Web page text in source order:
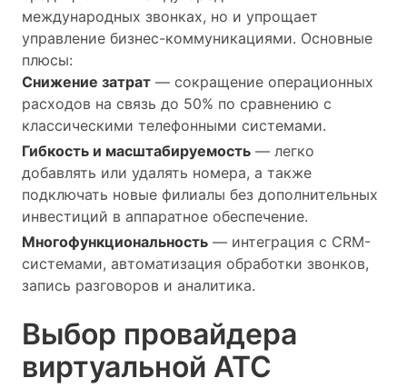
международных звонках, но и упрощает
управление бизнес-коммуникациями. Основные
плюсы:
Снижение затрат — сокращение операционных
расходов на связь до 50% по сравнению с
классическими телефонными системами.
Гибкость и масштабируемость — легко
добавлять или удалять номера, а также
подключать новые филиалы без дополнительных
инвестиций в аппаратное обеспечение.
Многофункциональность — интеграция с CRM-
системами, автоматизация обработки звонков,
запись разговоров и аналитика.
Выбор провайдера
виртуальной АТС